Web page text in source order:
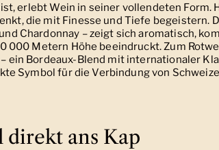
erlebt Wein in seiner vollendeten Form.
die mit Finesse und Tiefe begeistern.
Chardonnay – zeigt sich aromatisch,
000 Metern Höhe beeindruckt. Zum
ein Bordeaux-Blend mit internationaler
Symbol für die Verbindung von
ans Kap